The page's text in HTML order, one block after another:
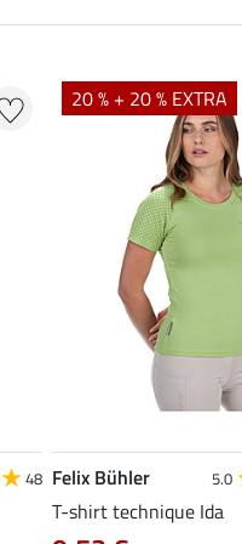
48
20 % + 20 % EXTRA
Felix Bühler 5.0
T-shirt technique Ida